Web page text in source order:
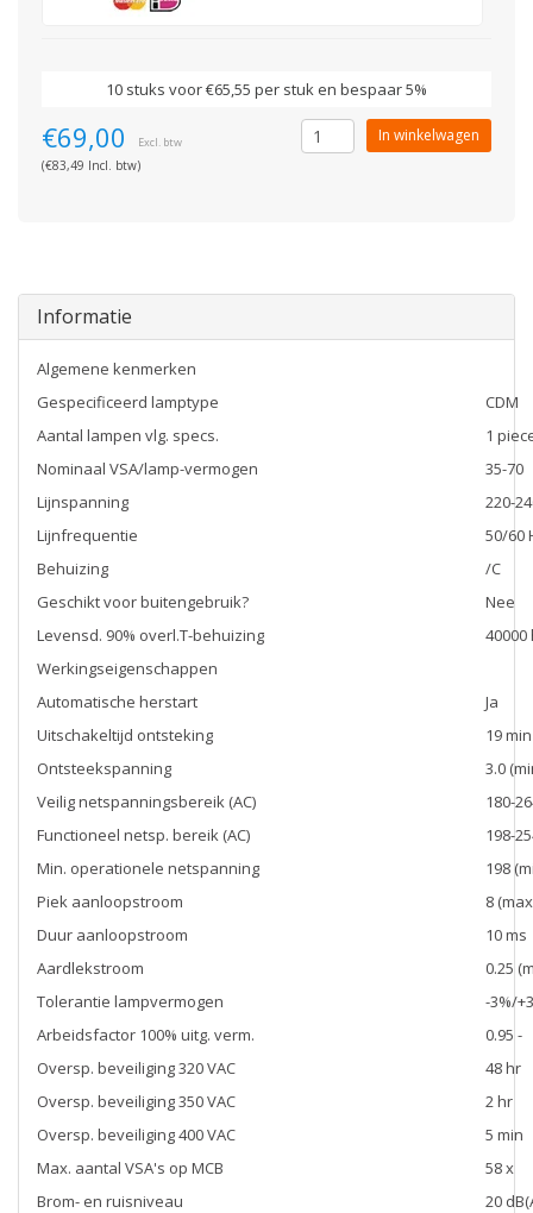
10 stuks voor €65,55 per stuk en bespaar 5%
€69,00 Excl. btw
(€83,49 Incl. btw)
In winkelwagen
Informatie
Algemene kenmerken
Gespecificeerd lamptype
CDM
Aantal lampen vlg. specs.
1
Nominaal VSA/lamp-vermogen
35-70
Lijnspanning
220-
Lijnfrequentie
50/60
Behuizing
/C
Geschikt voor buitengebruik?
Nee
Levensd. 90% overl.T-behuizing
40000
Werkingseigenschappen
Automatische herstart
Ja
Uitschakeltijd ontsteking
19 min
Ontsteekspanning
3.0
Veilig netspanningsbereik (AC)
180-
Functioneel netsp. bereik (AC)
198-
Min. operationele netspanning
198
Piek aanloopstroom
8
Duur aanloopstroom
10 ms
Aardlekstroom
0.25
Tolerantie lampvermogen
-3%/
Arbeidsfactor 100% uitg. verm.
0.95 -
Oversp. beveiliging 320 VAC
48 hr
Oversp. beveiliging 350 VAC
2 hr
Oversp. beveiliging 400 VAC
5 min
Max. aantal VSA's op MCB
58 x
Brom- en ruisniveau
20